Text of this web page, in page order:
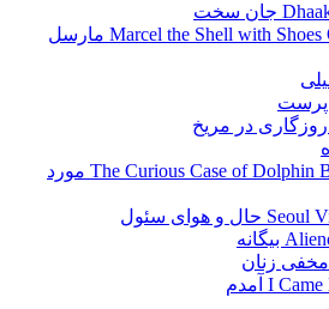
دانلود فیلم Marcel the Shell with Shoes On 2021 مارسل
پرست
در مریخ
دانلود فیلم The Curious Case of Dolphin Bay 2022 مورد
مخفی زنان